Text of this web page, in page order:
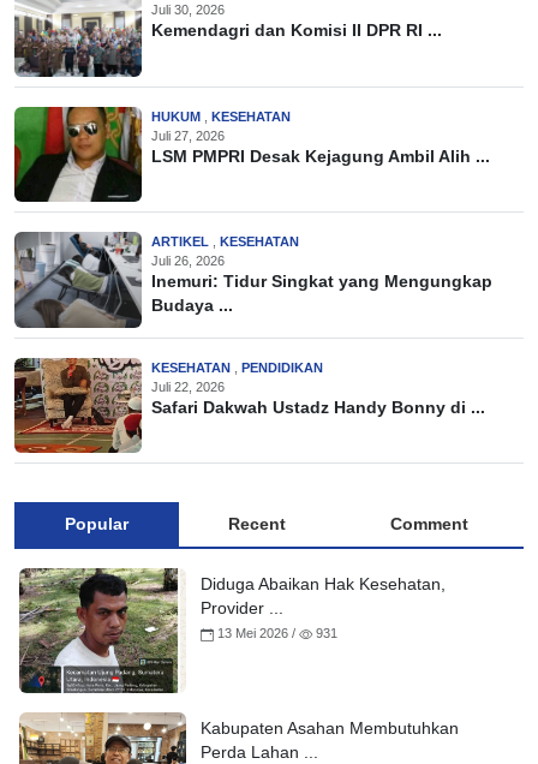
Juli 30, 2026
Kemendagri dan Komisi II DPR RI ...
HUKUM
KESEHATAN
Juli 27, 2026
LSM PMPRI Desak Kejagung Ambil Alih ...
ARTIKEL
KESEHATAN
Juli 26, 2026
Inemuri: Tidur Singkat yang Mengungkap
Budaya ...
KESEHATAN
PENDIDIKAN
Juli 22, 2026
Safari Dakwah Ustadz Handy Bonny di ...
Popular Recent Comment
Diduga Abaikan Hak Kesehatan,
Provider ...
13 Mei 2026 / 931
Kabupaten Asahan Membutuhkan
Perda Lahan ...